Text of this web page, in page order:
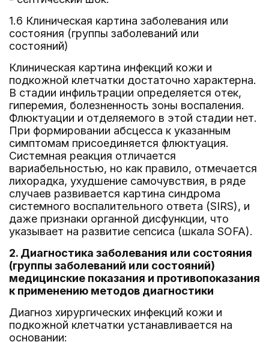
1.6 Клиническая картина заболевания или
состояния (группы заболеваний или
состояний)
Клиническая картина инфекций кожи и
подкожной клетчатки достаточно характерна.
В стадии инфильтрации определяется отек,
гиперемия, болезненность зоны воспаления.
Флюктуации и отделяемого в этой стадии нет.
При формировании абсцесса к указанным
симптомам присоединяется флюктуация.
Системная реакция отличается
вариабельностью, но как правило, отмечается
лихорадка, ухудшение самочувствия, в ряде
случаев развивается картина синдрома
системного воспалительного ответа (SIRS), и
даже признаки органной дисфункции, что
указывает на развитие сепсиса (шкала SOFA).
2. Диагностика заболевания или состояния
(группы заболеваний или состояний)
медицинские показания и противопоказания
к применению методов диагностики
Диагноз хирургических инфекций кожи и
подкожной клетчатки устанавливается на
основании: